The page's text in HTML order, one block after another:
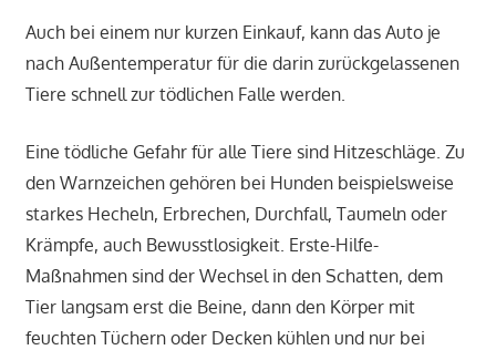
Auch bei einem nur kurzen Einkauf, kann das Auto je
nach Außentemperatur für die darin zurückgelassenen
Tiere schnell zur tödlichen Falle werden.
Eine tödliche Gefahr für alle Tiere sind Hitzeschläge. Zu
den Warnzeichen gehören bei Hunden beispielsweise
starkes Hecheln, Erbrechen, Durchfall, Taumeln oder
Krämpfe, auch Bewusstlosigkeit. Erste-Hilfe-
Maßnahmen sind der Wechsel in den Schatten, dem
Tier langsam erst die Beine, dann den Körper mit
feuchten Tüchern oder Decken kühlen und nur bei